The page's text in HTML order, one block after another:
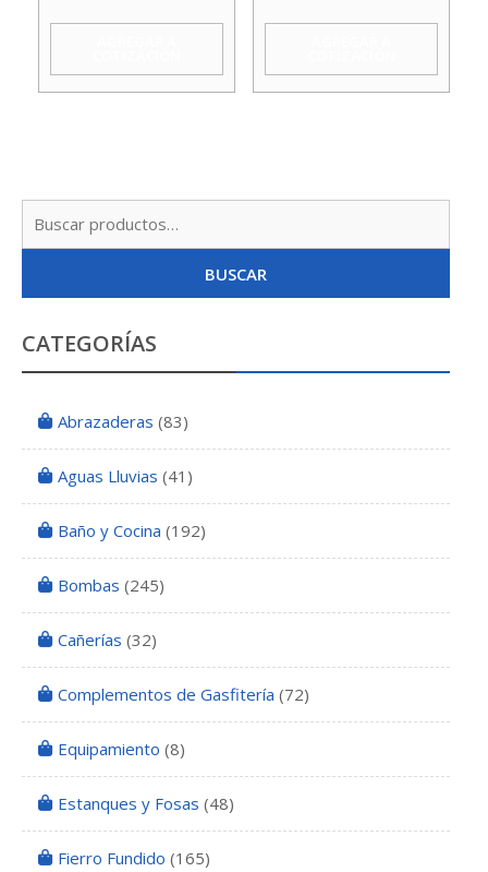
cantidad
cantidad
BUSCAR
CATEGORÍAS
Abrazaderas (83)
Aguas Lluvias (41)
Baño y Cocina (192)
Bombas (245)
Cañerías (32)
Complementos de Gasfitería (72)
Equipamiento (8)
Estanques y Fosas (48)
Fierro Fundido (165)